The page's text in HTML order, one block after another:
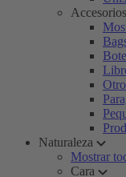
Accesorios
Naturaleza
Mostrar
Cara